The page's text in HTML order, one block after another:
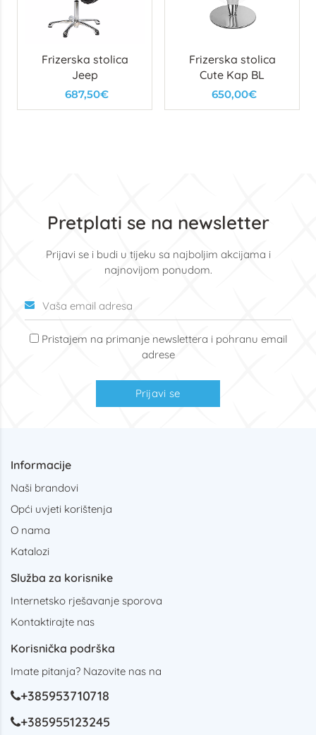
Frizerska stolica
Jeep
687,50€
Frizerska stolica
Cute Kap BL
650,00€
Pretplati se na newsletter
Prijavi se i budi u tijeku sa najboljim akcijama i
najnovijom ponudom.
Pristajem na primanje newslettera i pohranu email
adrese
Prijavi se
Informacije
Naši brandovi
Opći uvjeti korištenja
O nama
Katalozi
Služba za korisnike
Internetsko rješavanje sporova
Kontaktirajte nas
Korisnička podrška
Imate pitanja? Nazovite nas na
+385953710718
+385955123245